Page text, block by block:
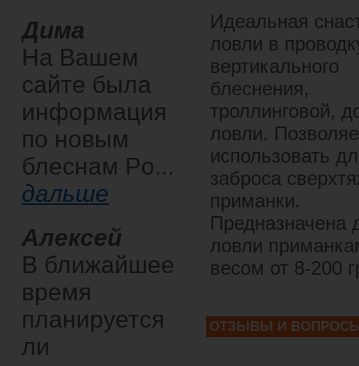
Дима
На Вашем
сайте была
информация
по новым
блеснам Po...
дальше
Алексей
В ближайшее
время
планируется
ли
Идеальная
ловли в
вертикального
блеснения,
троллинговой,
ловли.
использовать
заброса
приманки.
Предназначена
ловли
весом от 8-200
ОТЗЫВЫ И